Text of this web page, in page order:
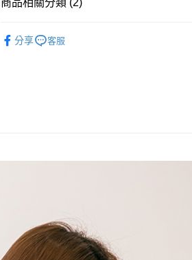
ATM付款
每筆NT$60，滿NT$2,000(含以上)免運費
宅配
商品相關分類 (2)
分享 客服